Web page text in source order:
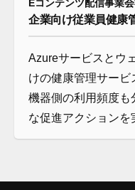
Eコンテンツ配信事業
企業向け従業員健康
Azureサービスとウ
けの健康管理サービ
機器側の利用頻度も
な促進アクションを